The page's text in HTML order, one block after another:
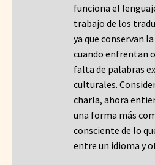
funciona el
trabajo de los
ya que conservan
cuando enfrentan
falta de palabras
culturales.
charla, ahora
una forma más
consciente de lo
entre un idioma y